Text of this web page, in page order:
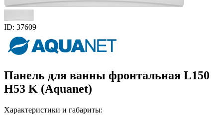
ID: 37609
Панель для ванны фронтальная L150
H53 K (Aquanet)
Характеристики и габариты: